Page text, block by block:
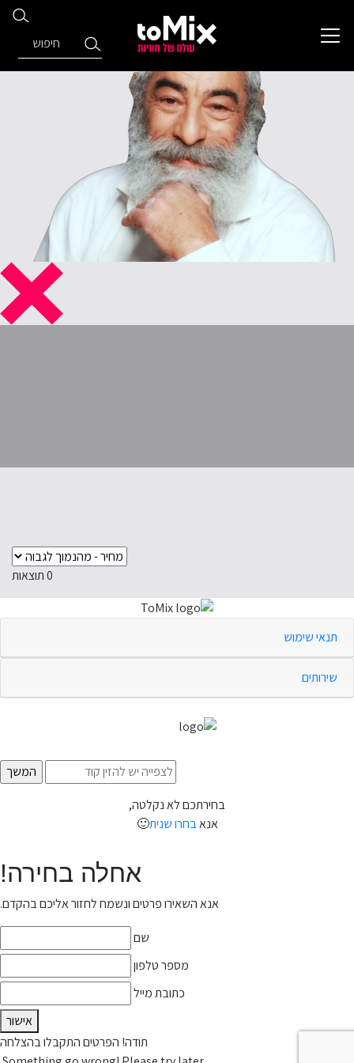
0תוצאות
תנאי שימוש
שירותים
בחירתכם לא נקלטה,
אנאבחרו שנית🙂
אחלה בחירה!
אנא השאירו פרטים ונשמח לחזור אליכם בהקדם.
שם
מספר טלפון
כתובת מייל
אישור
תודה! הפרטים התקבלו בהצלחה